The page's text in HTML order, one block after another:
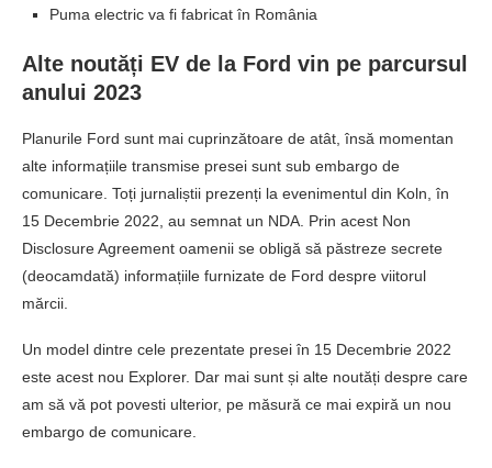
Puma electric va fi fabricat în România
Alte noutăți EV de la Ford vin pe parcursul
anului 2023
Planurile Ford sunt mai cuprinzătoare de atât, însă momentan
alte informațiile transmise presei sunt sub embargo de
comunicare. Toți jurnaliștii prezenți la evenimentul din Koln, în
15 Decembrie 2022, au semnat un NDA. Prin acest Non
Disclosure Agreement oamenii se obligă să păstreze secrete
(deocamdată) informațiile furnizate de Ford despre viitorul
mărcii.
Un model dintre cele prezentate presei în 15 Decembrie 2022
este acest nou Explorer. Dar mai sunt și alte noutăți despre care
am să vă pot povesti ulterior, pe măsură ce mai expiră un nou
embargo de comunicare.